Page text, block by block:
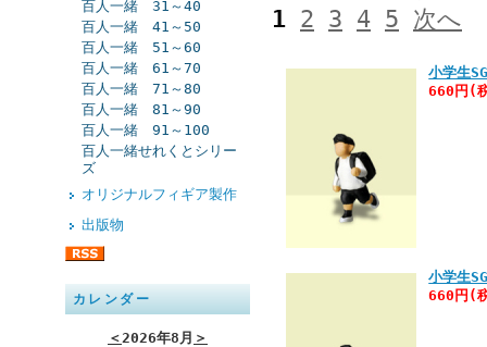
百人一緒 31～40
百人一緒 41～50
百人一緒 51～60
百人一緒 61～70
百人一緒 71～80
百人一緒 81～90
百人一緒 91～100
百人一緒せれくとシリー
ズ
オリジナルフィギア製作
出版物
カレンダー
＜2026年8月 ＞
1 2 3 4 5 次へ
小学生
660円(
小学生
660円(